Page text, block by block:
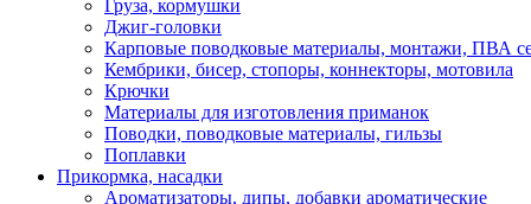
Груза, кормушки
Джиг-головки
Карповые поводковые материалы, монтажи, ПВА
Кембрики, бисер, стопоры, коннекторы, мотовила
Крючки
Материалы для изготовления приманок
Поводки, поводковые материалы, гильзы
Поплавки
Прикормка, насадки
Ароматизаторы, дипы, добавки ароматические